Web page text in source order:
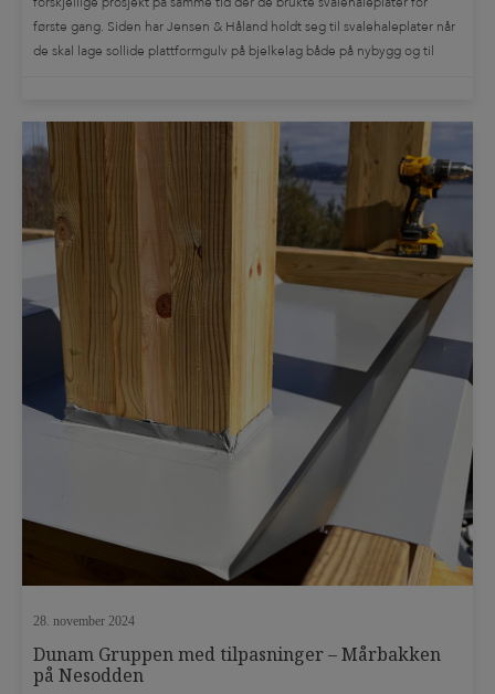
første gang. Siden har Jensen & Håland holdt seg til svalehaleplater når
de skal lage sollide plattformgulv på bjelkelag både på nybygg og til
28. november 2024
Dunam Gruppen med tilpasninger – Mårbakken
på Nesodden